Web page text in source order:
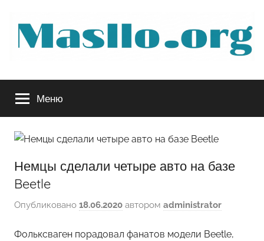
содержимому
Руководство
по
обслуживанию
вашего
авто
Меню
Немцы сделали четыре авто на базе
Beetle
Опубликовано 18.06.2020 автором administrator
Фольксваген порадовал фанатов модели Beetle,